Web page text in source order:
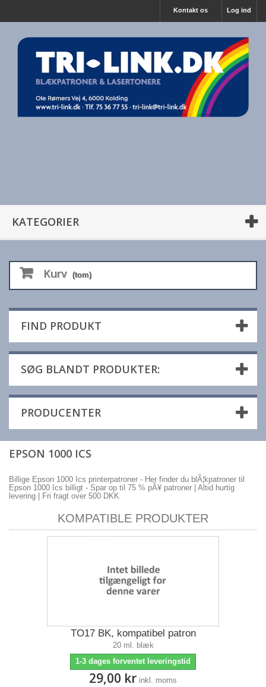
Log ind
Kontakt os
KATEGORIER
Kurv (tom)
FIND PRODUKT
SØG BLANDT PRODUKTER:
PRODUCENTER
EPSON 1000 ICS
Billige Epson 1000 Ics printerpatroner - Her finder du blÃ¦kpatroner til
Epson 1000 Ics billigt - Spar op til 75 % pÃ¥ patroner | Altid hurtig
levering | Fri fragt over 500 DKK
KOMPATIBLE PRODUKTER
TO17 BK, kompatibel patron
20 ml. blæk
1-3 dages forventet leveringstid
29,00 kr inkl. moms